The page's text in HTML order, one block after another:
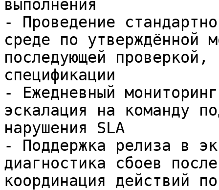
выполнения
- Проведение
среде по утверждённой
последующей проверкой,
спецификации
- Ежедневный
эскалация на команду
нарушения SLA
- Поддержка релиза в
диагностика сбоев
координация действий